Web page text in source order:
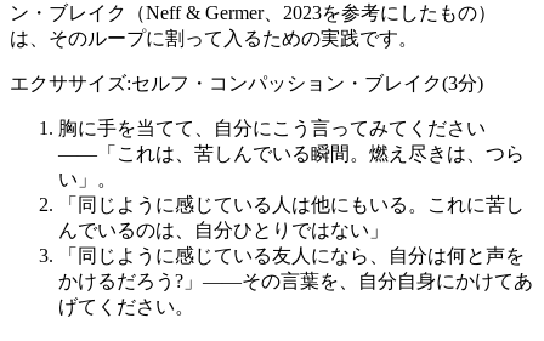
ン・ブレイク（Neff & Germer、2023を参考にしたもの）
は、そのループに割って入るための実践です。
エクササイズ:セルフ・コンパッション・ブレイク(3分)
胸に手を当てて、自分にこう言ってみてください
――「これは、苦しんでいる瞬間。燃え尽きは、つら
い」。
「同じように感じている人は他にもいる。これに苦し
んでいるのは、自分ひとりではない」
「同じように感じている友人になら、自分は何と声を
かけるだろう?」——その言葉を、自分自身にかけてあ
げてください。